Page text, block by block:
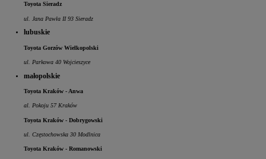
Toyota Sieradz
ul. Jana Pawła II 93 Sieradz
lubuskie
Toyota Gorzów Wielkopolski
ul. Parkowa 40 Wojcieszyce
małopolskie
Toyota Kraków - Anwa
al. Pokoju 57 Kraków
Toyota Kraków - Dobrygowski
ul. Częstochowska 30 Modlnica
Toyota Kraków - Romanowski